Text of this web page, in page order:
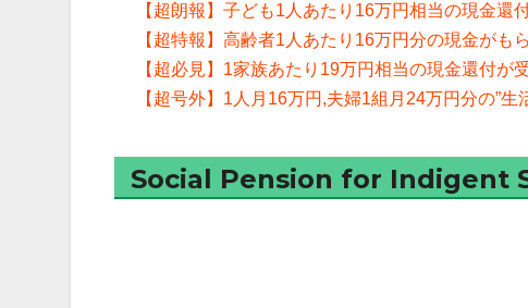
【超朗報】子ども1人あたり16万円相当の現金還
【超特報】高齢者1人あたり16万円分の現金がも
【超必見】1家族あたり19万円相当の現金還付が
【超号外】1人月16万円,夫婦1組月24万円分の”生
Social Pension for Indigent